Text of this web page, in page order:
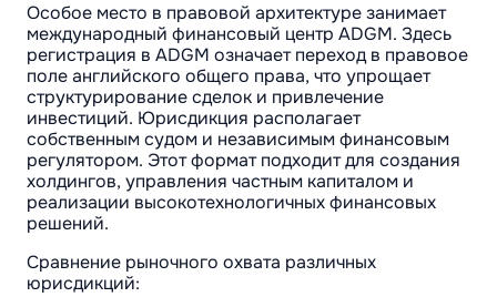
Особое место в правовой архитектуре занимает
международный финансовый центр ADGM. Здесь
регистрация в ADGM означает переход в правовое
поле английского общего права, что упрощает
структурирование сделок и привлечение
инвестиций. Юрисдикция располагает
собственным судом и независимым финансовым
регулятором. Этот формат подходит для создания
холдингов, управления частным капиталом и
реализации высокотехнологичных финансовых
решений.
Сравнение рыночного охвата различных
юрисдикций: